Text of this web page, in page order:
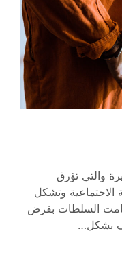
والتي تؤرق
الاجتماعية وتشكل
قامت السلطات بفرض
بشكل…